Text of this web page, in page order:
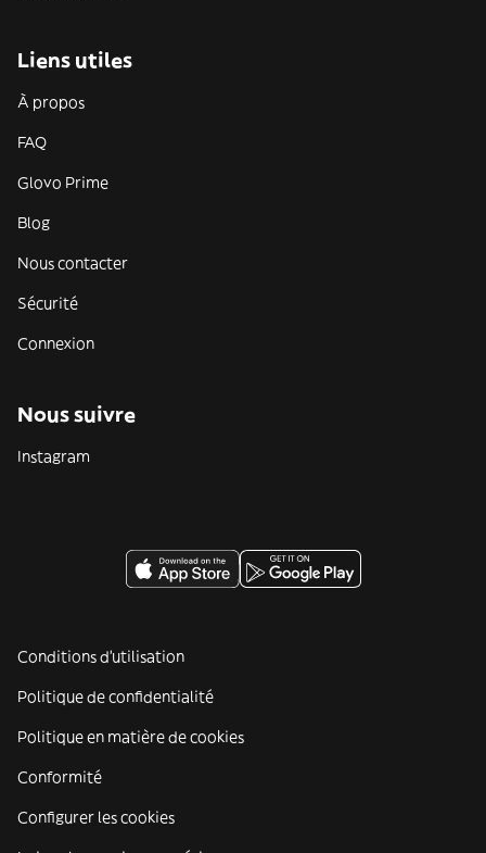
Liens utiles
À propos
FAQ
Glovo Prime
Blog
Nous contacter
Sécurité
Connexion
Nous suivre
Instagram
Conditions d'utilisation
Politique de confidentialité
Politique en matière de cookies
Conformité
Configurer les cookies